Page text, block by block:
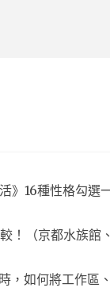
16種性格勾選
！（京都水族館
，如何將工作